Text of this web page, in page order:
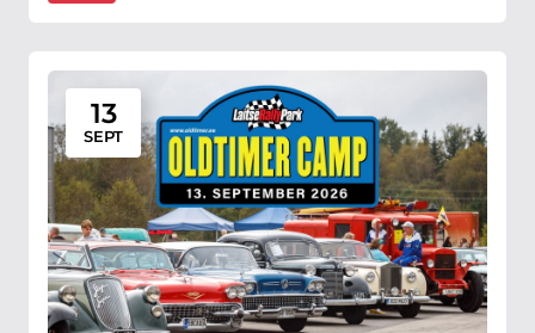
13
SEPT